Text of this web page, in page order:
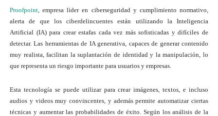
Proofpoint , empresa líder en ciberseguridad y cumplimiento normativo,
alerta de que los ciberdelincuentes están utilizando la Inteligencia
Artificial (IA) para crear estafas cada vez más sofisticadas y difíciles de
detectar. Las herramientas de IA generativa, capaces de generar contenido
muy realista, facilitan la suplantación de identidad y la manipulación, lo
que representa un riesgo importante para usuarios y empresas.
Esta tecnología se puede utilizar para crear imágenes, textos, e incluso
audios y videos muy convincentes, y además permite automatizar ciertas
técnicas y aumentar las probabilidades de éxito. Según los análisis de la